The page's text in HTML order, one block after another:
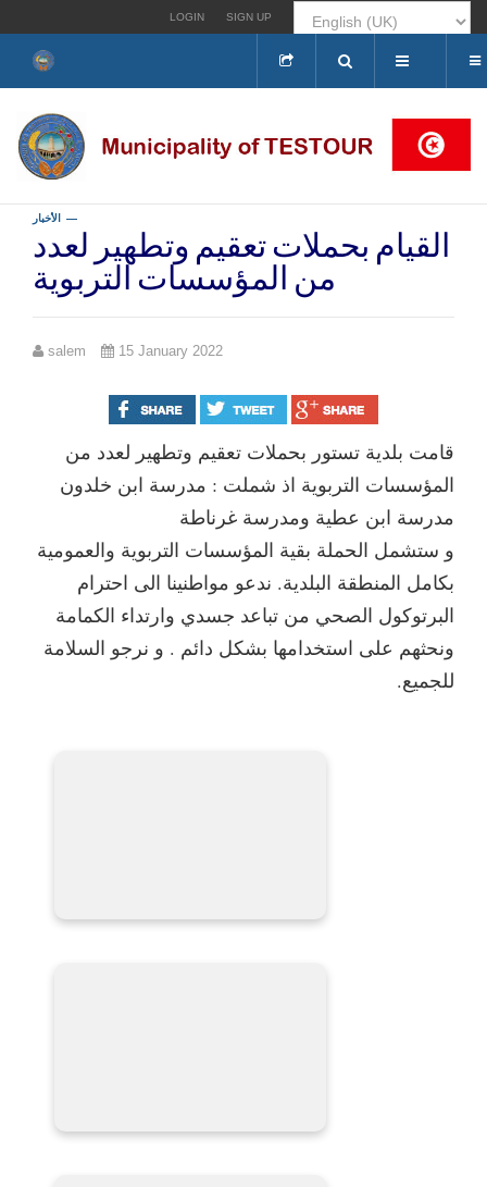
LOGIN SIGN UP
Search
...
الأخبار
القيام بحملات تعقيم وتطهير لعدد
من المؤسسات التربوية
salem 15 January 2022
قامت بلدية تستور بحملات تعقيم وتطهير لعدد من
المؤسسات التربوية اذ شملت : مدرسة ابن خلدون
مدرسة ابن عطية ومدرسة غرناطة
و ستشمل الحملة بقية المؤسسات التربوية والعمومية
بكامل المنطقة البلدية. ندعو مواطنينا الى احترام
البرتوكول الصحي من تباعد جسدي وارتداء الكمامة
ونحثهم على استخدامها بشكل دائم . و نرجو السلامة
للجميع.